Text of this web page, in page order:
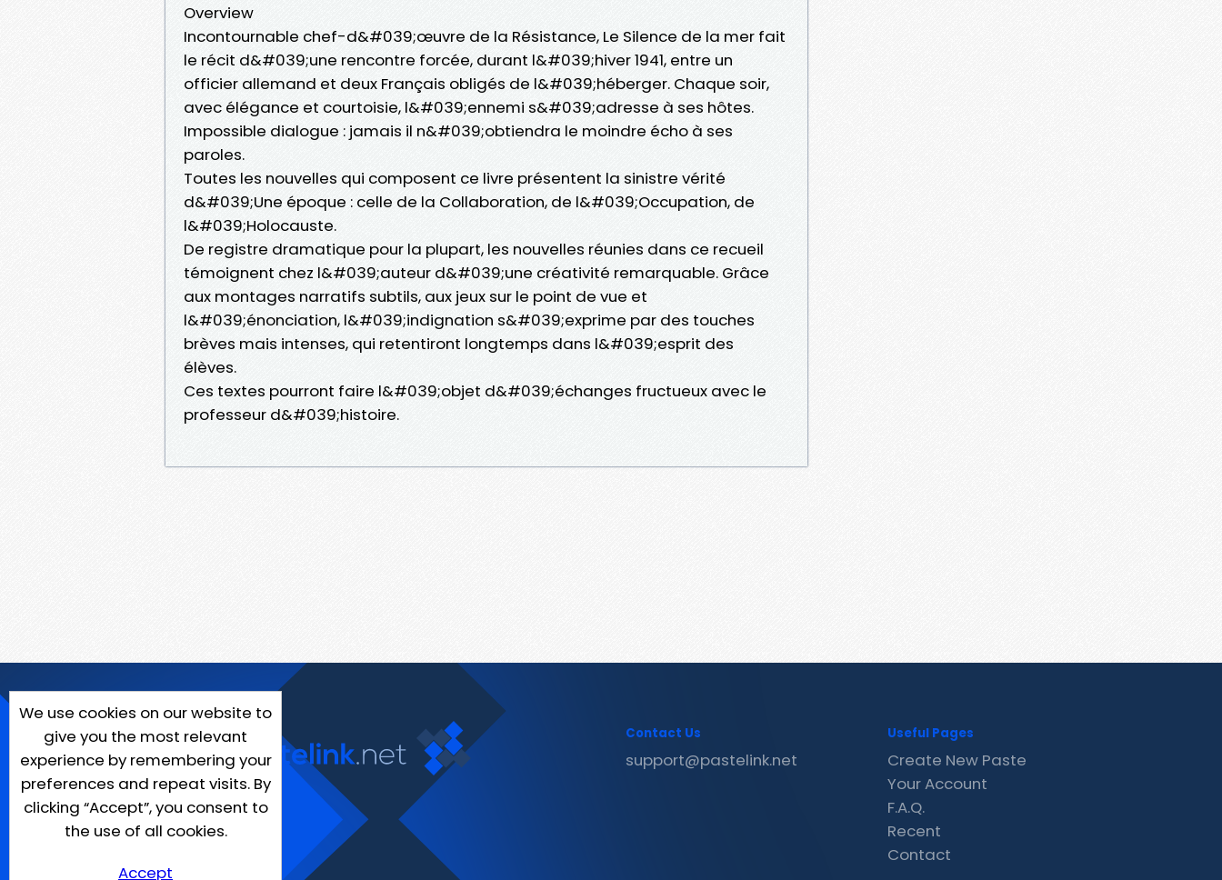
Overview
Incontournable chef-d&#039;œuvre de la Résistance, Le Silence de la mer fait
le récit d&#039;une rencontre forcée, durant l&#039;hiver 1941, entre un
officier allemand et deux Français obligés de l&#039;héberger. Chaque soir,
avec élégance et courtoisie, l&#039;ennemi s&#039;adresse à ses hôtes.
Impossible dialogue : jamais il n&#039;obtiendra le moindre écho à ses
paroles.
Toutes les nouvelles qui composent ce livre présentent la sinistre vérité
d&#039;Une époque : celle de la Collaboration, de l&#039;Occupation, de
l&#039;Holocauste.
De registre dramatique pour la plupart, les nouvelles réunies dans ce recueil
témoignent chez l&#039;auteur d&#039;une créativité remarquable. Grâce
aux montages narratifs subtils, aux jeux sur le point de vue et
l&#039;énonciation, l&#039;indignation s&#039;exprime par des touches
brèves mais intenses, qui retentiront longtemps dans l&#039;esprit des
élèves.
Ces textes pourront faire l&#039;objet d&#039;échanges fructueux avec le
professeur d&#039;histoire.
We use cookies on our website to
give you the most relevant
experience by remembering your
preferences and repeat visits. By
clicking “Accept”, you consent to
the use of all cookies.
Accept
Contact Us
support@pastelink.net
Useful Pages
Create New Paste
Your Account
F.A.Q.
Recent
Contact